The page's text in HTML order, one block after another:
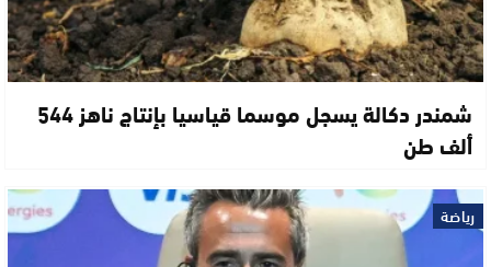
شمندر دكالة يسجل موسما قياسيا بإنتاج ناهز 544
ألف طن
رياضة